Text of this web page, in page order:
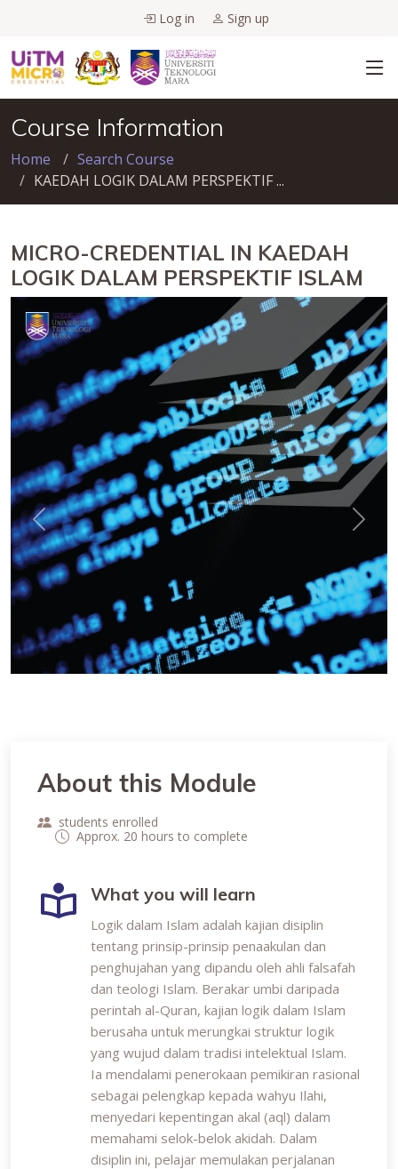
Log in Sign up
Course Information
Home
Search Course
KAEDAH LOGIK DALAM PERSPEKTIF ...
MICRO-CREDENTIAL IN KAEDAH
LOGIK DALAM PERSPEKTIF ISLAM
Previous Next
About this Module
students enrolled
Approx. 20 hours to complete
What you will learn
Logik dalam Islam adalah kajian disiplin
tentang prinsip-prinsip penaakulan dan
penghujahan yang dipandu oleh ahli falsafah
dan teologi Islam. Berakar umbi daripada
perintah al-Quran, kajian logik dalam Islam
berusaha untuk merungkai struktur logik
yang wujud dalam tradisi intelektual Islam.
Ia mendalami penerokaan pemikiran rasional
sebagai pelengkap kepada wahyu Ilahi,
menyedari kepentingan akal (aql) dalam
memahami selok-belok akidah. Dalam
disiplin ini, pelajar memulakan perjalanan